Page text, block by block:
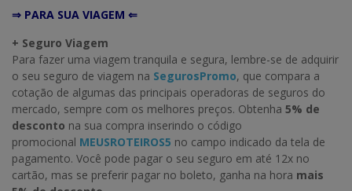
⇒ PARA SUA VIAGEM ⇐
+ Seguro Viagem
Para fazer uma viagem tranquila e segura, lembre-se de adquirir
o seu seguro de viagem na SegurosPromo, que compara a
cotação de algumas das principais operadoras de seguros do
mercado, sempre com os melhores preços. Obtenha 5% de
desconto na sua compra inserindo o código
promocional MEUSROTEIROS5 no campo indicado da tela de
pagamento. Você pode pagar o seu seguro em até 12x no
cartão, mas se preferir pagar no boleto, ganha na hora mais